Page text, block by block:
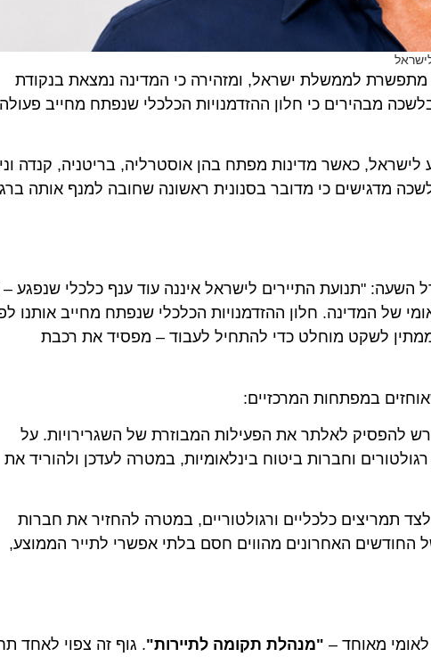
לממשלת ישראל, ומזהירה כי המדינה נמצאת בנקודת
כי חלון ההזדמנויות הכלכלי שנפתח מחייב פעולה
כאשר מדינות מפתח בהן אוסטרליה, בריטניה, קנדה וניו
כי מדובר בסנונית ראשונה שחובה למנף אותה ברגע
"תנועת התיירים לישראל איננה עוד ענף כלכלי שנפגע – היא
חלון ההזדמנויות הכלכלי שנפתח מחייב אותנו לפעול
לשקט מוחלט כדי להתחיל לעבוד – מפסיד את רכבת
במפתחות המרכזיים:
לאלתר את הפעילות המבוזרת של השגרירויות. על
וחברות ביטוח בינלאומיות, במטרה לעדכן ולהוריד את
כלכליים ורגולטוריים, במטרה להחזיר את חברות
האחרונים מהווים חסם בלתי אפשרי לתייר הממוצע,
מאוחד –"מנהלת תקומה לתיירות". גוף זה צפוי לאחד תחת